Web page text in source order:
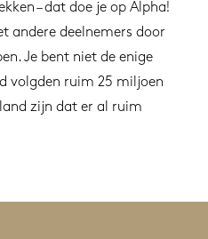
– dat doe je op Alpha!
andere deelnemers door
Je bent niet de enige
volgden ruim 25 miljoen
zijn dat er al ruim